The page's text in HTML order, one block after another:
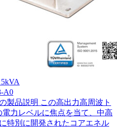
A0
製品説明 この高出力高周波ト
力レベルに焦点を当て、中高
特別に開発されたコアエネル